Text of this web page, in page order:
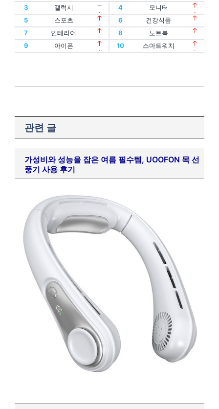
11
할인
1
차량용품
11
할인
12
디지털기기
2
가전디지털
12
디지털기기
3
갤럭시
13
인텔
3
갤럭시
13
인텔
4
모니터
14
oled
4
모니터
14
oled
5
스포츠
15
홈트
5
스포츠
15
홈트
6
건강식품
16
아이패드
6
건강식품
16
아이패드
7
인테리어
17
에어팟
7
인테리어
8
노트북
18
맥북
8
노트북
9
아이폰
19
폴드
10
스마트워치
20
플립
관련 글
가성비와 성능을 잡은 여름 필수템, UOOFON 목 선
풍기 사용 후기